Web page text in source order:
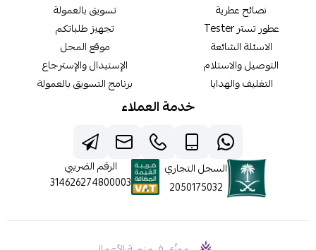
نصائح عطرية
عطور تستر Tester
الاسئلة الشائعة
التوصيل والاستلام
التغليف والهدايا
تسويق بالعمولة
تجهيز طلباتكم
موقع المحل
الإستبدال والإسترجاع
برنامج التسويق بالعمولة
خدمة العملاء
السجل التجاري
2050175032
الرقم الضريبي
314626274800003